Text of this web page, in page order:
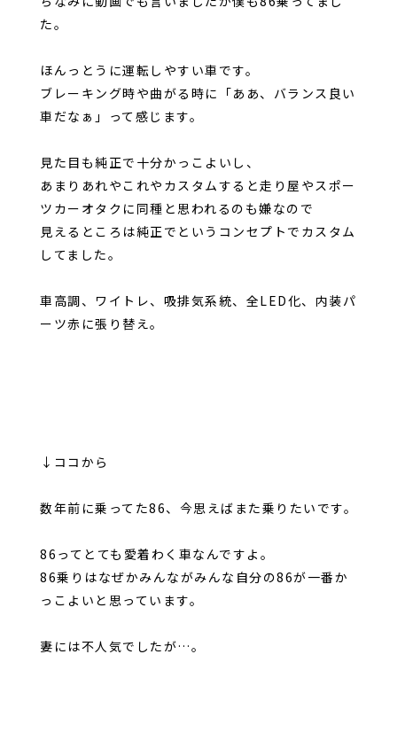
た。
ほんっとうに運転しやすい車です。
ブレーキング時や曲がる時に「ああ、バランス良い
車だなぁ」って感じます。
見た目も純正で十分かっこよいし、
あまりあれやこれやカスタムすると走り屋やスポー
ツカーオタクに同種と思われるのも嫌なので
見えるところは純正でというコンセプトでカスタム
してました。
車高調、ワイトレ、吸排気系統、全LED化、内装パ
ーツ赤に張り替え。
↓ココから
数年前に乗ってた86、今思えばまた乗りたいです。
86ってとても愛着わく車なんですよ。
86乗りはなぜかみんながみんな自分の86が一番か
っこよいと思っています。
妻には不人気でしたが…。